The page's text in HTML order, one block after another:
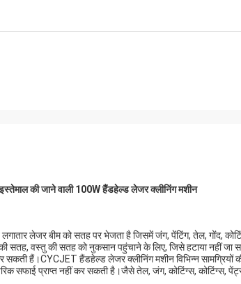
की जाने वाली 100W हैंडहेल्ड लेजर क्लीनिंग मशीन
लेजर बीम को सतह पर भेजता है जिसमें जंग, पेंटिंग, तेल, गोंद,
सतह, वस्तु की सतह को नुकसान पहुंचाने के लिए, जिसे हटाया नहीं
हैं।CYCJET हैंडहेल्ड लेजर क्लीनिंग मशीन विभिन्न सामग्रियों
सफाई प्राप्त नहीं कर सकती है।जैसे तेल, जंग, कोटिंग्स, कोटिंग्स,